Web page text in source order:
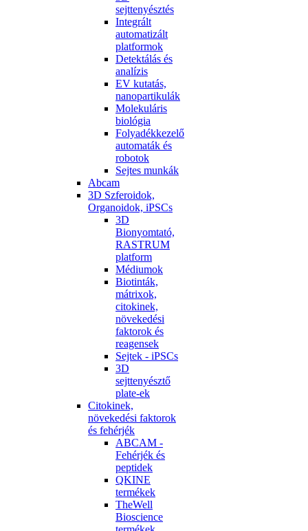
sejttenyésztés
Integrált
automatizált
platformok
Detektálás és
analízis
EV kutatás,
nanopartikulák
Molekuláris
biológia
Folyadékkezelő
automaták és
robotok
Sejtes munkák
Abcam
3D Szferoidok,
Organoidok, iPSCs
3D
Bionyomtató,
RASTRUM
platform
Médiumok
Biotinták,
mátrixok,
citokinek,
növekedési
faktorok és
reagensek
Sejtek - iPSCs
3D
sejttenyésztő
plate-ek
Citokinek,
növekedési faktorok
és fehérjék
ABCAM -
Fehérjék és
peptidek
QKINE
termékek
TheWell
Bioscience